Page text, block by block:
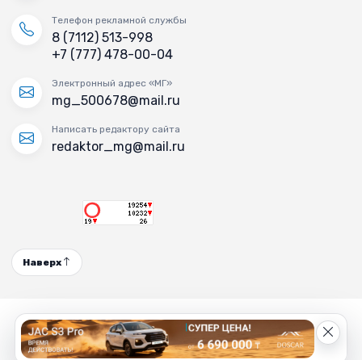
Телефон рекламной службы
8 (7112) 513-998
+7 (777) 478-00-04
Электронный адрес «МГ»
mg_500678@mail.ru
Написать редактору сайта
redaktor_mg@mail.ru
Наверх